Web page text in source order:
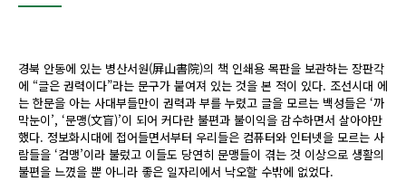
경북 안동에 있는 병산서원(屛山書院)의 책 인쇄용 목판을 보관하는 장판각
에 “글은 권력이다”라는 문구가 붙여져 있는 것을 본 적이 있다. 조선시대 에
는 한문을 아는 사대부들만이 권력과 부를 누렸고 글을 모르는 백성들은 ‘까
막눈이’, ‘문맹(文盲)’이 되어 커다란 불편과 불이익을 감수하면서 살아야만
했다. 정보화시대에 접어들면서부터 우리들은 컴퓨터와 인터넷을 모르는 사
람들을 ‘컴맹’이라 불렀고 이들도 당연히 문맹들이 겪는 것 이상으로 생활의
불편을 느꼈을 뿐 아니라 좋은 일자리에서 낙오할 수밖에 없었다.